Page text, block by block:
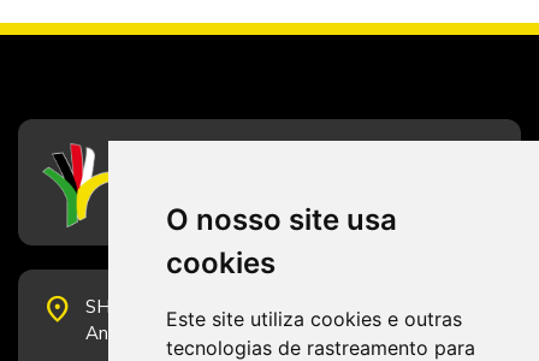
O nosso site usa
cookies
Este site utiliza cookies e outras
tecnologias de rastreamento para
place
SHS Quadra 6, Bloco E, Complexo Brasil 21, 20º
Andar, Sala 2001 - CEP 70322-915 - Brasília/DF